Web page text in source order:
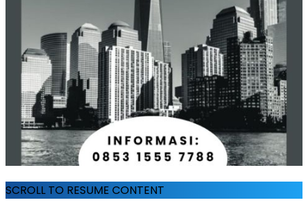
SCROLL TO RESUME CONTENT